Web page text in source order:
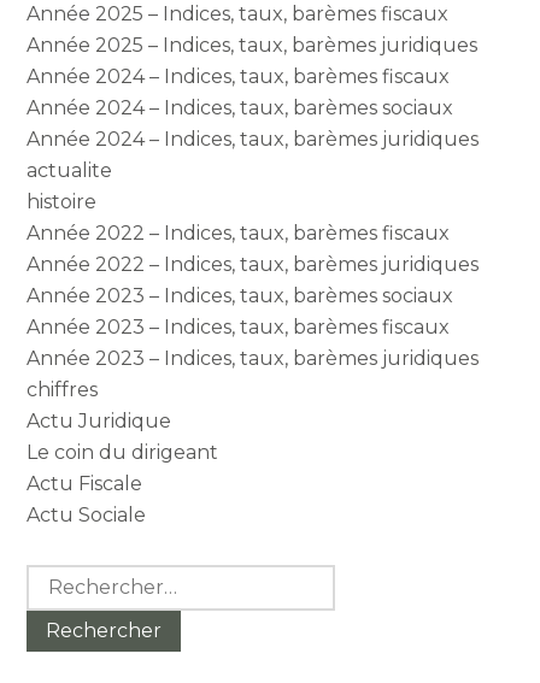
Année 2025 – Indices, taux, barèmes fiscaux
Année 2025 – Indices, taux, barèmes juridiques
Année 2024 – Indices, taux, barèmes fiscaux
Année 2024 – Indices, taux, barèmes sociaux
Année 2024 – Indices, taux, barèmes juridiques
actualite
histoire
Année 2022 – Indices, taux, barèmes fiscaux
Année 2022 – Indices, taux, barèmes juridiques
Année 2023 – Indices, taux, barèmes sociaux
Année 2023 – Indices, taux, barèmes fiscaux
Année 2023 – Indices, taux, barèmes juridiques
chiffres
Actu Juridique
Le coin du dirigeant
Actu Fiscale
Actu Sociale
Rechercher :